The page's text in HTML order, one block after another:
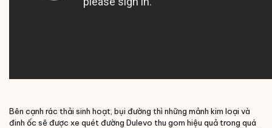
Bên cạnh rác thải sinh hoạt, bụi đường thì những mảnh kim loại và
đinh ốc sẽ được xe quét đường Dulevo thu gom hiệu quả trong quá